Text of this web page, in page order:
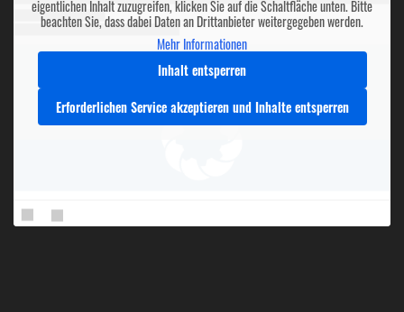
eigentlichen Inhalt zuzugreifen, klicken Sie auf die Schaltfläche unten. Bitte
beachten Sie, dass dabei Daten an Drittanbieter weitergegeben werden.
Mehr Informationen
Inhalt entsperren
Erforderlichen Service akzeptieren und Inhalte entsperren